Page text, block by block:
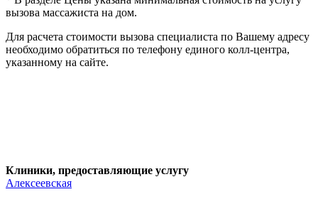
вызова массажиста на дом.
Для расчета стоимости вызова специалиста по Вашему адресу
необходимо обратиться по телефону единого колл-центра,
указанному на сайте.
Клиники, предоставляющие услугу
Алексеевская